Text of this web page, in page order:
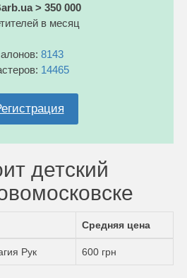
> 350 000
в месяц
8143
14465
детский
Средняя цена
Рук 600 грн